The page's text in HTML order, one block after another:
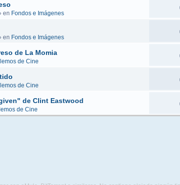
en Fondos e Imágenes
en Fondos e Imágenes
de La Momia
de Cine
de Cine
de Clint Eastwood
de Cine